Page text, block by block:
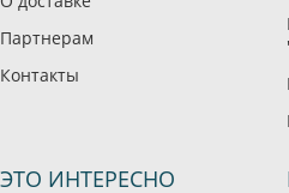
Партнерам
Контакты
ЭТО ИНТЕРЕСНО